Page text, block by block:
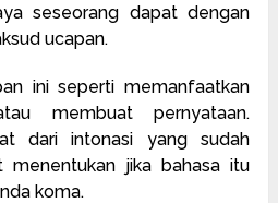
seseorang dapat dengan
ucapan.
ini seperti memanfaatkan
membuat pernyataan.
dari intonasi yang sudah
menentukan jika bahasa itu
koma.